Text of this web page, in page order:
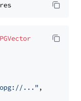
PGVector
..." ,